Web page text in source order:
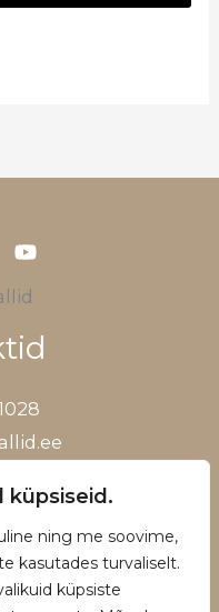
küpsiseid.
ning me soovime,
kasutades turvaliselt.
küpsiste
by Vääna Tallid